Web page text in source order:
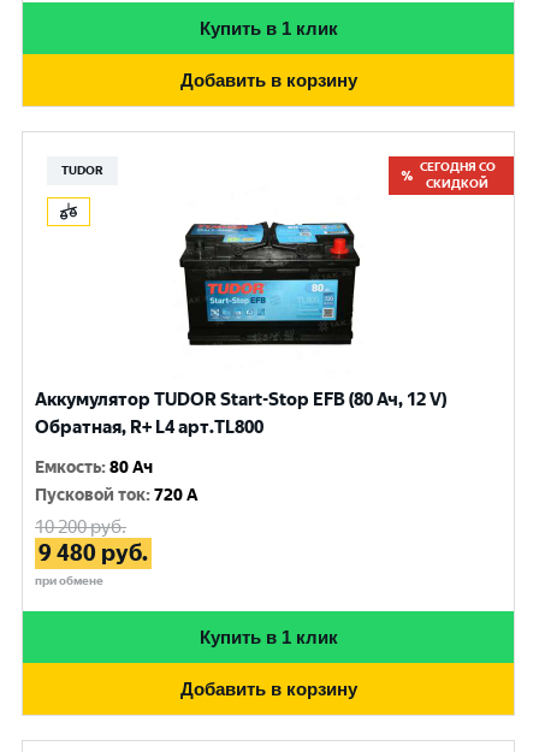
Купить в 1 клик
Добавить в корзину
TUDOR
СЕГОДНЯ СО
СКИДКОЙ
Аккумулятор TUDOR Start-Stop EFB (80 Ач, 12 V)
Обратная, R+ L4 арт.TL800
Емкость:80 Ач
Пусковой ток:720 A
10 200руб.
9 480 руб.
при обмене
Купить в 1 клик
Добавить в корзину